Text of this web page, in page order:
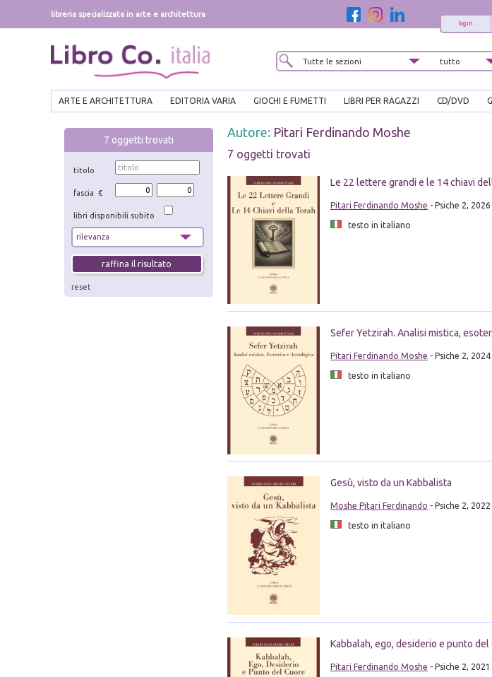
libreria specializzata in arte e architettura
login
ARTE E ARCHITETTURA EDITORIA VARIA GIOCHI E FUMETTI LIBRI PER RAGAZZI CD/DVD
7 oggetti trovati
titolo
fascia €
libri disponibili subito
reset
Autore: Pitari Ferdinando Moshe
7 oggetti trovati
Le 22 lettere grandi e le 14 chiavi
Pitari Ferdinando Moshe - Psiche 2, 2026
testo in italiano
Sefer Yetzirah. Analisi mistica,
Pitari Ferdinando Moshe - Psiche 2, 2024
testo in italiano
Gesù, visto da un Kabbalista
Moshe Pitari Ferdinando - Psiche 2, 2022
testo in italiano
Kabbalah, ego, desiderio e punto del
Pitari Ferdinando Moshe - Psiche 2, 2021